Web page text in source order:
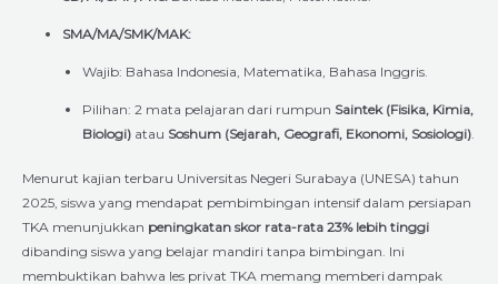
SMA/MA/SMK/MAK:
Wajib: Bahasa Indonesia, Matematika, Bahasa Inggris.
Pilihan: 2 mata pelajaran dari rumpun Saintek (Fisika, Kimia,
Biologi) atau Soshum (Sejarah, Geografi, Ekonomi, Sosiologi)
Menurut kajian terbaru Universitas Negeri Surabaya (UNESA) tahun
2025, siswa yang mendapat pembimbingan intensif dalam persiapan
TKA menunjukkan peningkatan skor rata-rata 23% lebih tinggi
dibanding siswa yang belajar mandiri tanpa bimbingan. Ini
membuktikan bahwa les privat TKA memang memberi dampak